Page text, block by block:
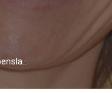
ein starker Rücken, ein starker Körper, ein starker Stoffwechsel in allen Lebenslagen